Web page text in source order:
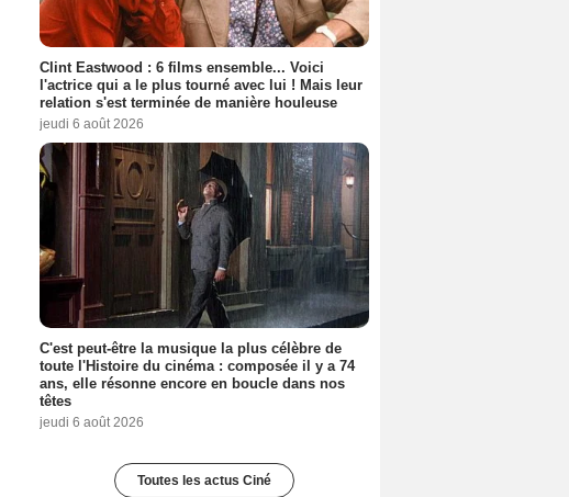
Clint Eastwood : 6 films ensemble... Voici
l'actrice qui a le plus tourné avec lui ! Mais leur
relation s'est terminée de manière houleuse
jeudi 6 août 2026
C'est peut-être la musique la plus célèbre de
toute l'Histoire du cinéma : composée il y a 74
ans, elle résonne encore en boucle dans nos
têtes
jeudi 6 août 2026
Toutes les actus Ciné